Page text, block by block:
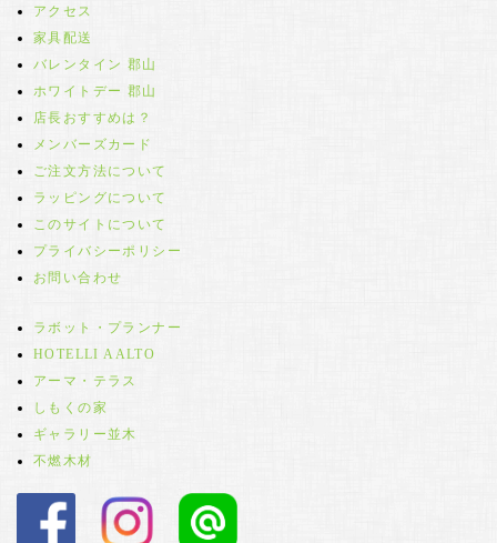
アクセス
家具配送
バレンタイン 郡山
ホワイトデー 郡山
店長おすすめは？
メンバーズカード
ご注文方法について
ラッピングについて
このサイトについて
プライバシーポリシー
お問い合わせ
ラボット・プランナー
HOTELLI AALTO
アーマ・テラス
しもくの家
ギャラリー並木
不燃木材